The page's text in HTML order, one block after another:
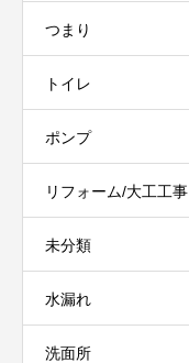
つまり
トイレ
ポンプ
リフォーム/大工工事
未分類
水漏れ
洗面所